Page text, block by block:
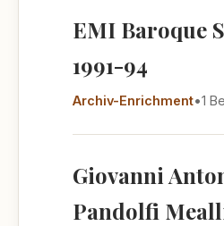
EMI Baroque
1991-94
Archiv-Enrichment•1
Giovanni
Pandolfi